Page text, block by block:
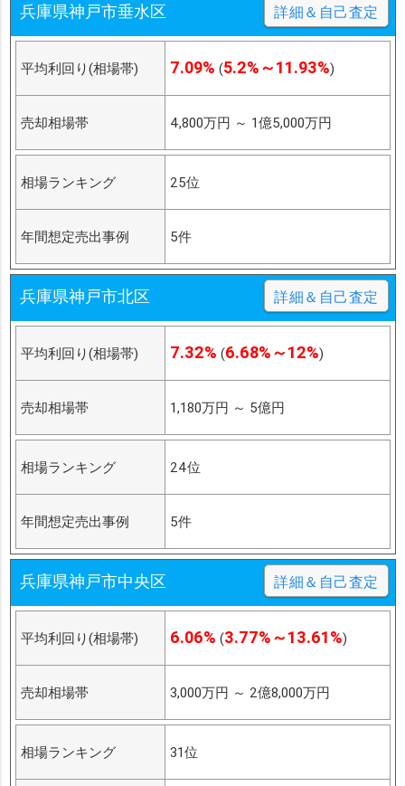
兵庫県神戸市垂水区 詳細＆自己査定
平均利回り(相場帯) 7.09% (5.2%～11.93%)
売却相場帯 4,800万円 ～ 1億5,000万円
相場ランキング 25位
年間想定売出事例 5件
兵庫県神戸市北区 詳細＆自己査定
平均利回り(相場帯) 7.32% (6.68%～12%)
売却相場帯 1,180万円 ～ 5億円
相場ランキング 24位
年間想定売出事例 5件
兵庫県神戸市中央区 詳細＆自己査定
平均利回り(相場帯) 6.06% (3.77%～13.61%)
売却相場帯 3,000万円 ～ 2億8,000万円
相場ランキング 31位